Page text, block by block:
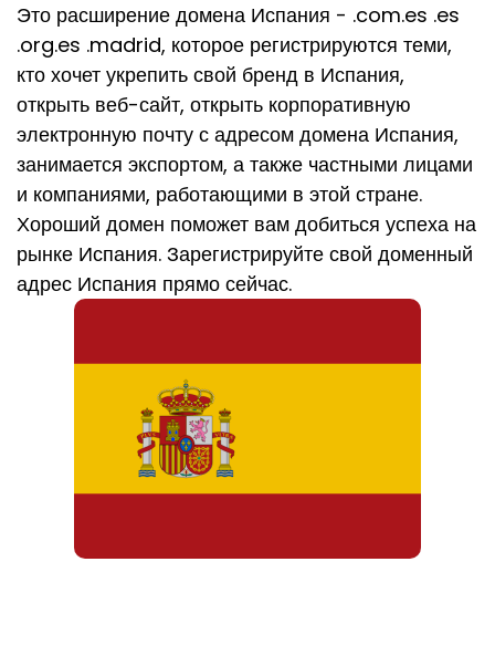
Это расширение домена Испания - .com.es .es
.org.es .madrid, которое регистрируются теми,
кто хочет укрепить свой бренд в Испания,
открыть веб-сайт, открыть корпоративную
электронную почту с адресом домена Испания,
занимается экспортом, а также частными лицами
и компаниями, работающими в этой стране.
Хороший домен поможет вам добиться успеха на
рынке Испания. Зарегистрируйте свой доменный
адрес Испания прямо сейчас.